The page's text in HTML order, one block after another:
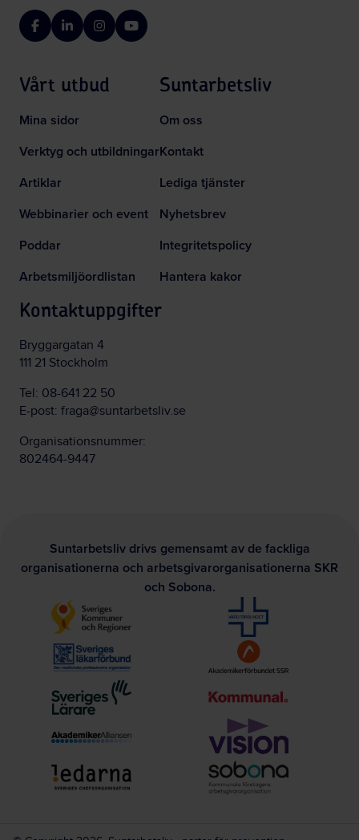
FacebookLinkedInInstagramYouTube
Vårt utbud
Mina sidor
Verktyg och utbildningar
Artiklar
Webbinarier och event
Poddar
Arbetsmiljöordlistan
Suntarbetsliv
Om oss
Kontakt
Lediga tjänster
Nyhetsbrev
Integritetspolicy
Hantera kakor
Kontaktuppgifter
Bryggargatan 4
111 21 Stockholm
Tel: 08-641 22 50
E-post: fraga@suntarbetsliv.se
Organisationsnummer:
802464-9447
Suntarbetsliv drivs gemensamt av de fackliga
organisationerna och arbetsgivarorganisationerna SKR
och Sobona.